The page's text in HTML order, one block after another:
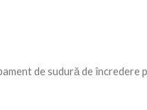
de sudură de